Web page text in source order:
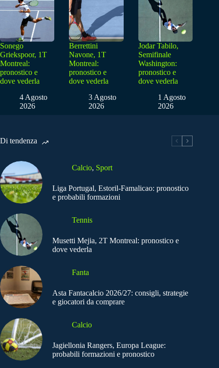
Sonego
Griekspoor, 1T
Montreal:
pronostico e
dove vederla
4 Agosto
2026
Berrettini
Navone, 1T
Montreal:
pronostico e
dove vederla
3 Agosto
2026
Jodar Tabilo,
Semifinale
Washington:
pronostico e
dove vederla
1 Agosto
2026
Di tendenza
Calcio, Sport
Liga Portugal, Estoril-Famalicao: pronostico
e probabili formazioni
Tennis
Musetti Mejia, 2T Montreal: pronostico e
dove vederla
Fanta
Asta Fantacalcio 2026/27: consigli, strategie
e giocatori da comprare
Calcio
Jagiellonia Rangers, Europa League:
probabili formazioni e pronostico